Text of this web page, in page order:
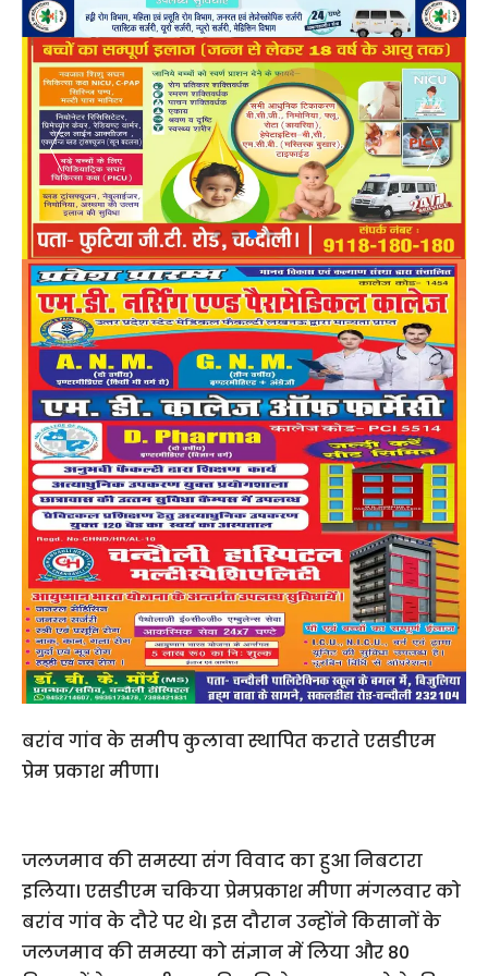
बरांव गांव के समीप कुलावा स्थापित कराते एसडीएम
प्रेम प्रकाश मीणा।
जलजमाव की समस्या संग विवाद का हुआ निबटारा
इलिया। एसडीएम चकिया प्रेमप्रकाश मीणा मंगलवार को
बरांव गांव के दौरे पर थे। इस दौरान उन्होंने किसानों के
जलजमाव की समस्या को संज्ञान में लिया और 80